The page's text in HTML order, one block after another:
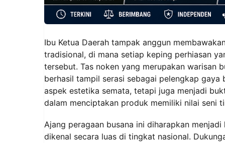
Ibu Ketua Daerah tampak anggun
tradisional, di mana setiap keping perhiasan
tersebut. Tas noken yang merupakan warisan
berhasil tampil serasi sebagai pelengkap
aspek estetika semata, tetapi juga menjadi
dalam menciptakan produk memiliki nilai seni
Ajang peragaan busana ini diharapkan
dikenal secara luas di tingkat nasional.